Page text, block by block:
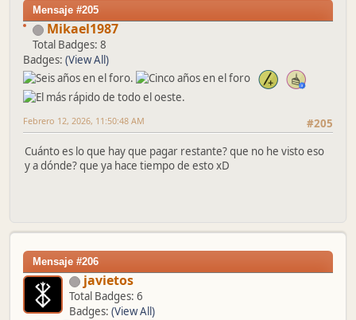
Mensaje #205
Mikael1987
Total Badges: 8
Badges: (View All)
#205
Febrero 12, 2026, 11:50:48 AM
Cuánto es lo que hay que pagar restante? que no he visto eso
y a dónde? que ya hace tiempo de esto xD
Mensaje #206
javietos
Total Badges: 6
Badges: (View All)